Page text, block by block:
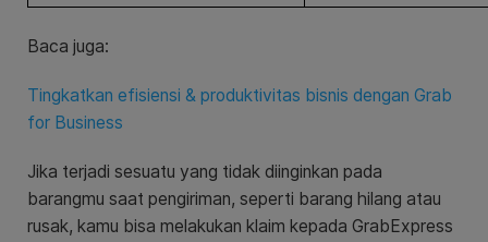
Baca juga:
Tingkatkan efisiensi & produktivitas bisnis dengan Grab
for Business
Jika terjadi sesuatu yang tidak diinginkan pada
barangmu saat pengiriman, seperti barang hilang atau
rusak, kamu bisa melakukan klaim kepada GrabExpress